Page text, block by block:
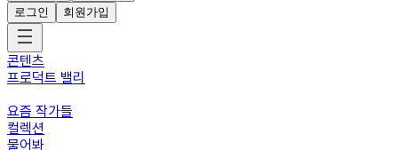
로그인
회원가입
콘텐츠
프로덕트 밸리
요즘 작가들
컬렉션
물어봐